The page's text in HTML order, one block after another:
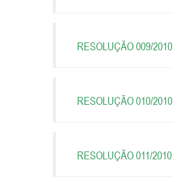
RESOLUÇÃO 009/2010
RESOLUÇÃO 010/2010
RESOLUÇÃO 011/2010